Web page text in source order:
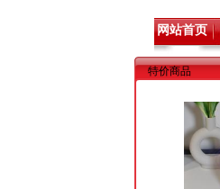
网站首页
特价商品